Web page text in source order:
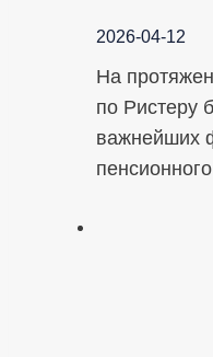
2026-04-12
На
по Ристеру
важнейших